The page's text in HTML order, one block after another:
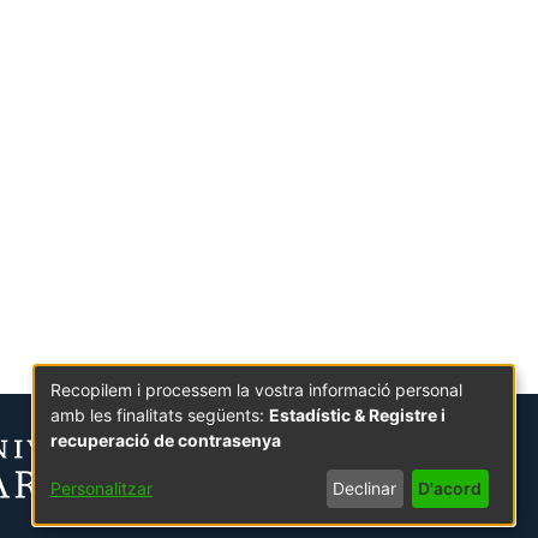
Recopilem i processem la vostra informació personal
amb les finalitats següents: Estadístic & Registre i
recuperació de contrasenya
Personalitzar Declinar D'acord